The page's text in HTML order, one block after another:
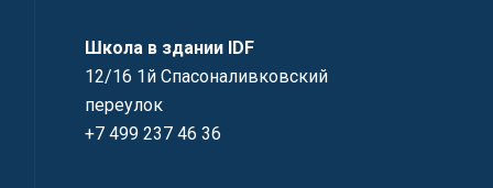
Школа в здании IDF
12/16 1й Спасоналивковский
переулок
+7 499 237 46 36